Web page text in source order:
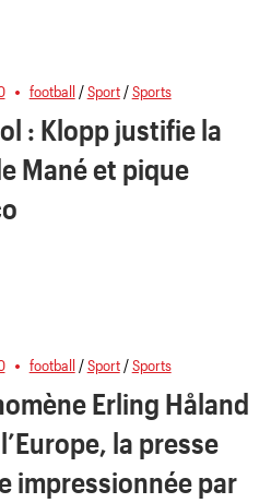
football/Sport/Sports
: Klopp justifie la
Mané et pique
football/Sport/Sports
Erling Håland
la presse
impressionnée par